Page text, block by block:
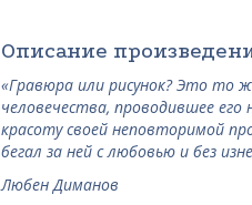
Описание
«Гравюра или рисунок? Это то
человечества, проводившее
красоту своей неповторимой
бегал за ней с любовью и без
Любен Диманов